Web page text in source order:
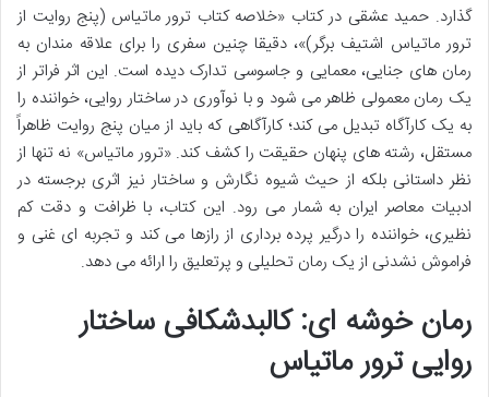
گذارد. حمید عشقی در کتاب «خلاصه کتاب ترور ماتیاس (پنج روایت از
ترور ماتیاس اشتیف برگر)»، دقیقا چنین سفری را برای علاقه مندان به
رمان های جنایی، معمایی و جاسوسی تدارک دیده است. این اثر فراتر از
یک رمان معمولی ظاهر می شود و با نوآوری در ساختار روایی، خواننده را
به یک کارآگاه تبدیل می کند؛ کارآگاهی که باید از میان پنج روایت ظاهراً
مستقل، رشته های پنهان حقیقت را کشف کند. «ترور ماتیاس» نه تنها از
نظر داستانی بلکه از حیث شیوه نگارش و ساختار نیز اثری برجسته در
ادبیات معاصر ایران به شمار می رود. این کتاب، با ظرافت و دقت کم
نظیری، خواننده را درگیر پرده برداری از رازها می کند و تجربه ای غنی و
فراموش نشدنی از یک رمان تحلیلی و پرتعلیق را ارائه می دهد.
رمان خوشه ای: کالبدشکافی ساختار
روایی ترور ماتیاس